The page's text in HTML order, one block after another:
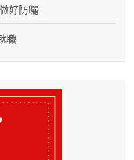
好防曬
職